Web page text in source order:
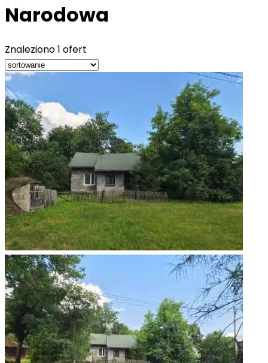
Narodowa
Znaleziono1 ofert